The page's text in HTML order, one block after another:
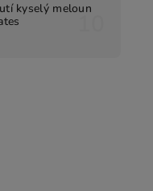
kyselý meloun